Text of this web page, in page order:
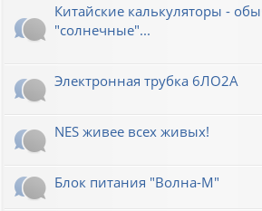
Китайские калькуляторы -
"солнечные"...
Электронная трубка 6ЛО2А
NES живее всех живых!
Блок питания "Волна-М"